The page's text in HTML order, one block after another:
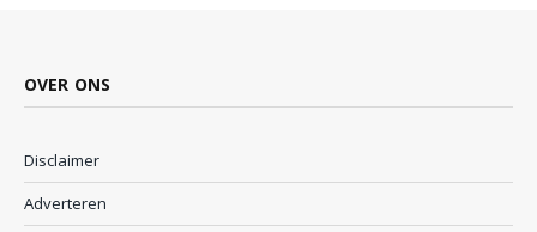
OVER ONS
Disclaimer
Adverteren